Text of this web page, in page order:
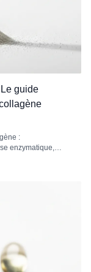
guide
:
enzymatique,